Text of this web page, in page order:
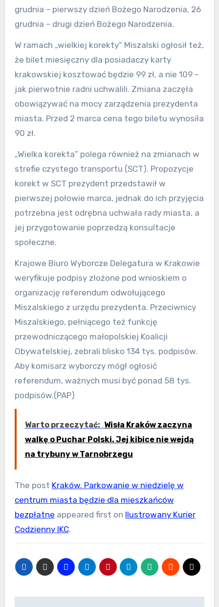
grudnia – pierwszy dzień Bożego Narodzenia, 26
grudnia – drugi dzień Bożego Narodzenia.
W ramach „wielkiej korekty” Miszalski ogłosił też,
że bilet miesięczny dla posiadaczy karty
krakowskiej kosztować będzie 99 zł, a nie 109 –
jak pierwotnie radni uchwalili. Zmiana zaczęła
obowiązywać na mocy zarządzenia prezydenta
miasta. Przed 2 marca cena tego biletu wynosiła
90 zł.
„Wielka korekta” polega również na zmianach w
strefie czystego transportu (SCT). Propozycje
korekt w SCT prezydent przedstawił w
pierwszej połowie marca, jednak do ich przyjęcia
potrzebna jest odrębna uchwała rady miasta, a
jej przygotowanie poprzedzą konsultacje
społeczne.
Krajowe Biuro Wyborcze Delegatura w Krakowie
weryfikuje podpisy złożone pod wnioskiem o
organizację referendum odwołującego
Miszalskiego z urzędu prezydenta. Przeciwnicy
Miszalskiego, pełniącego też funkcję
przewodniczącego małopolskiej Koalicji
Obywatelskiej, zebrali blisko 134 tys. podpisów.
Aby komisarz wyborczy mógł ogłosić
referendum, ważnych musi być ponad 58 tys.
podpisów.(PAP)
Warto przeczytać: Wisła Kraków zaczyna
walkę o Puchar Polski. Jej kibice nie wejdą
na trybuny w Tarnobrzegu
The post Kraków. Parkowanie w niedzielę w
centrum miasta będzie dla mieszkańców
bezpłatne appeared first on Ilustrowany Kurier
Codzienny IKC.